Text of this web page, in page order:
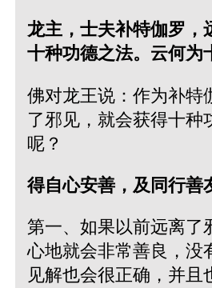
龙主，士夫补特伽罗，
十种功德之法。云何为
佛对龙王说：作为补特
了邪见，就会获得十种
呢？
得自心安善，及同行善
第一、如果以前远离了
心地就会非常善良，没
见解也会很正确，并且